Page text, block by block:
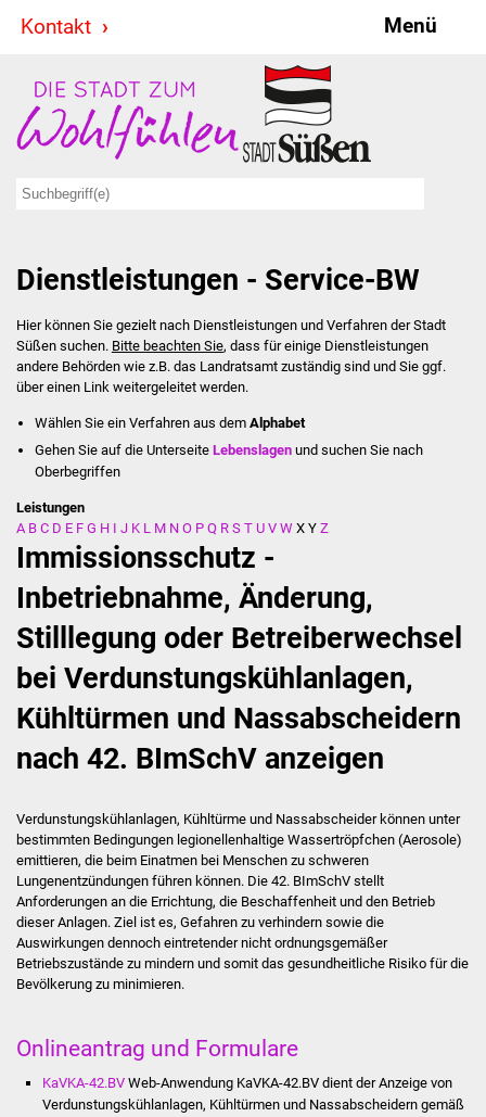
Kontakt Menü
Stadt & Politik
Bürgermeister
Ausschüsse
Ratsinformationssystem
Jugendbeirat
Summerrockfestival
Stadtverwaltung
Ansprechpartner
Behördenwegweiser
Stellenangebote
Ortsrecht
FNP / Bebauungspläne
Wahlen
Jubiläumsjahr 2021
Partnerstädte
Dienstleistungen - Service-BW
Hier können Sie gezielt nach Dienstleistungen und Verfahren der Stadt
Süßen suchen. Bitte beachten Sie, dass für einige Dienstleistungen
andere Behörden wie z.B. das Landratsamt zuständig sind und Sie ggf.
über einen Link weitergeleitet werden.
Wählen Sie ein Verfahren aus dem Alphabet
Gehen Sie auf die UnterseiteLebenslagen und suchen Sie nach
Oberbegriffen
Leistungen
A B C D E F G H I J K L M N O P Q R S T U V W X Y Z
Immissionsschutz -
Inbetriebnahme, Änderung,
Stilllegung oder Betreiberwechsel
bei Verdunstungskühlanlagen,
Kühltürmen und Nassabscheidern
nach 42. BImSchV anzeigen
Verdunstungskühlanlagen, Kühltürme und Nassabscheider können unter
bestimmten Bedingungen legionellenhaltige Wassertröpfchen (Aerosole)
emittieren, die beim Einatmen bei Menschen zu schweren
Lungenentzündungen führen können. Die 42. BImSchV stellt
Anforderungen an die Errichtung, die Beschaffenheit und den Betrieb
dieser Anlagen. Ziel ist es, Gefahren zu verhindern sowie die
Auswirkungen dennoch eintretender nicht ordnungsgemäßer
Betriebszustände zu mindern und somit das gesundheitliche Risiko für die
Bevölkerung zu minimieren.
Onlineantrag und Formulare
KaVKA-42.BV Web-Anwendung KaVKA-42.BV dient der Anzeige von
Verdunstungskühlanlagen, Kühltürmen und Nassabscheidern gemäß